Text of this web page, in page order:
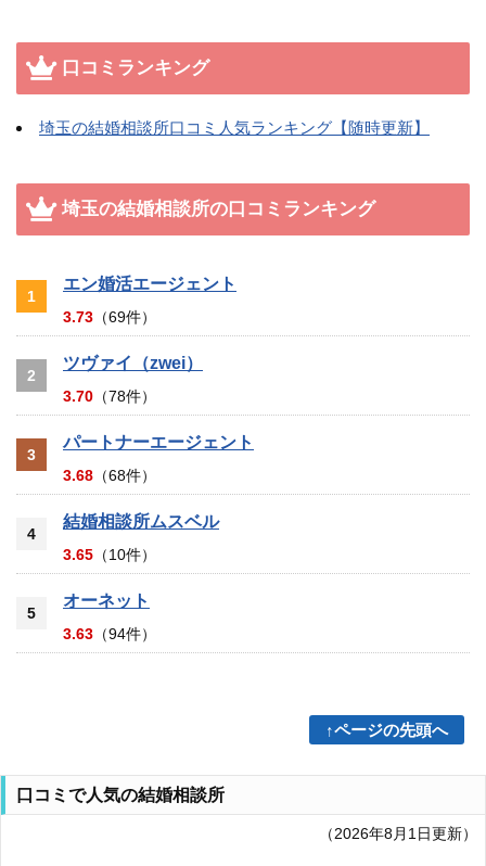
口コミランキング
埼玉の結婚相談所口コミ人気ランキング【随時更新】
埼玉の結婚相談所の口コミランキング
1
エン婚活エージェント
3.73 （69件）
2
ツヴァイ（zwei）
3.70 （78件）
3
パートナーエージェント
3.68 （68件）
4
結婚相談所ムスベル
3.65 （10件）
5
オーネット
3.63 （94件）
↑ページの先頭へ
口コミで人気の結婚相談所
（2026年8月1日更新）